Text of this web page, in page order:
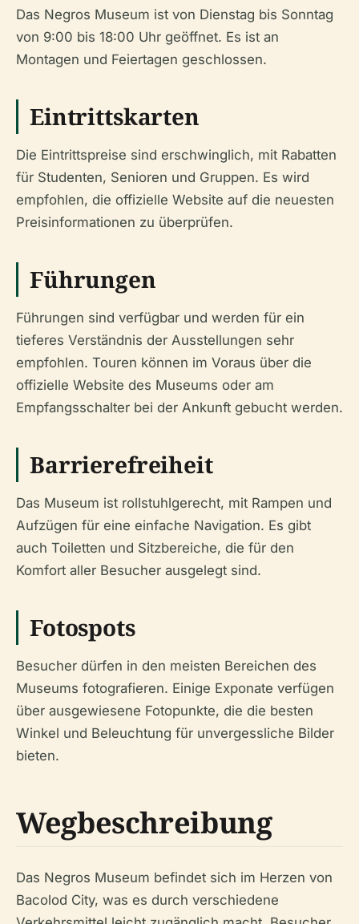
Das Negros Museum ist von Dienstag bis Sonntag
von 9:00 bis 18:00 Uhr geöffnet. Es ist an
Montagen und Feiertagen geschlossen.
Eintrittskarten
Die Eintrittspreise sind erschwinglich, mit Rabatten
für Studenten, Senioren und Gruppen. Es wird
empfohlen, die offizielle Website auf die neuesten
Preisinformationen zu überprüfen.
Führungen
Führungen sind verfügbar und werden für ein
tieferes Verständnis der Ausstellungen sehr
empfohlen. Touren können im Voraus über die
offizielle Website des Museums oder am
Empfangsschalter bei der Ankunft gebucht werden.
Barrierefreiheit
Das Museum ist rollstuhlgerecht, mit Rampen und
Aufzügen für eine einfache Navigation. Es gibt
auch Toiletten und Sitzbereiche, die für den
Komfort aller Besucher ausgelegt sind.
Fotospots
Besucher dürfen in den meisten Bereichen des
Museums fotografieren. Einige Exponate verfügen
über ausgewiesene Fotopunkte, die die besten
Winkel und Beleuchtung für unvergessliche Bilder
bieten.
Wegbeschreibung
Das Negros Museum befindet sich im Herzen von
Bacolod City, was es durch verschiedene